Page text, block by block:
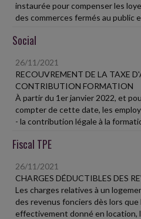
instaurée pour compenser les
des commerces fermés au public
Social
26/11/2021
RECOUVREMENT DE LA TAXE
CONTRIBUTION FORMATION
À partir du 1er janvier 2022, et
compter de cette date, les
- la contribution légale à la
Fiscal TPE
26/11/2021
CHARGES DÉDUCTIBLES DES
Les charges relatives à un
des revenus fonciers dès lors que
effectivement donné en location,